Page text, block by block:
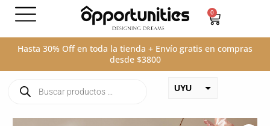
contenido
0
Carrito
Hasta 30% Off en toda la tienda + Envío gratis en compras
desde $3800
productos
UYU